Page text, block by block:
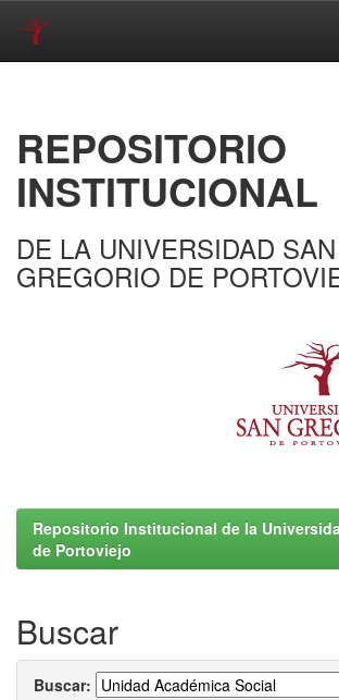
REPOSITORIO
INSTITUCIONAL
DE LA UNIVERSIDAD SAN
GREGORIO DE
Repositorio Institucional de la
de Portoviejo
Buscar
Buscar: